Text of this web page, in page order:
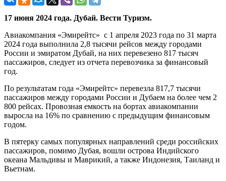
17 июня 2024 года. Дубай. Вести Туризм.
Авиакомпания «Эмирейтс» с 1 апреля 2023 года по 31 марта
2024 года выполнила 2,8 тысячи рейсов между городами
России и эмиратом Дубай, на них перевезено 817 тысяч
пассажиров, следует из отчета перевозчика за финансовый
год.
По результатам года «Эмирейтс» перевезла 817,7 тысячи
пассажиров между городами России и Дубаем на более чем 2
800 рейсах. Провозная емкость на бортах авиакомпании
выросла на 16% по сравнению с предыдущим финансовым
годом.
В пятерку самых популярных направлений среди российских
пассажиров, помимо Дубая, вошли острова Индийского
океана Мальдивы и Маврикий, а также Индонезия, Таиланд и
Вьетнам.